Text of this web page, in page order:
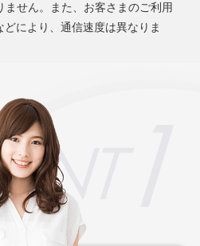
せん。また、お客さまのご利用
により、通信速度は異なりま